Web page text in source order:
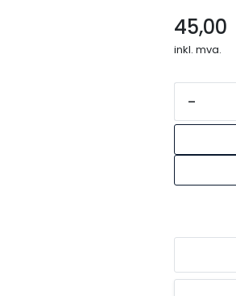
45,00
inkl. mva.
-